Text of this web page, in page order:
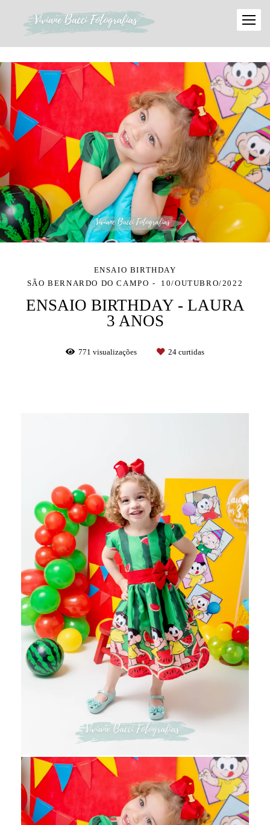
ENSAIO BIRTHDAY
SÃO BERNARDO DO CAMPO
10/OUTUBRO/2022
ENSAIO BIRTHDAY - LAURA
3 ANOS
771 visualizações 24 curtidas